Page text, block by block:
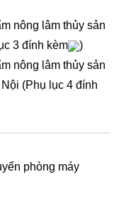
nông lâm thủy sản
3 đính kèm
)
nông lâm thủy sản
(Phụ lục 4 đính
phòng máy